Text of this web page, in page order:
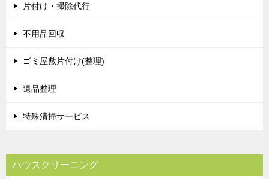
片付け・掃除代行
不用品回収
ゴミ屋敷片付け(整理)
遺品整理
特殊清掃サービス
ハウスクリーニング